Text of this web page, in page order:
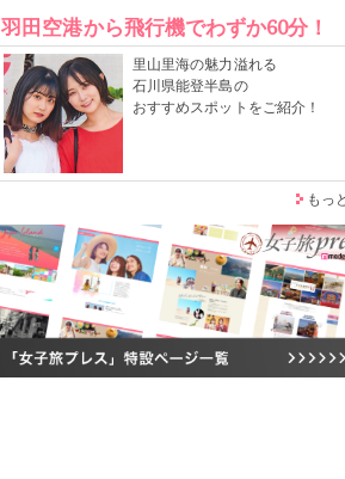
羽田空港から飛行機でわずか60分！
里山里海の魅力溢れる
石川県能登半島の
おすすめスポットをご紹介！
もっ